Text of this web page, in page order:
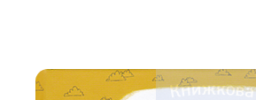
Новинки